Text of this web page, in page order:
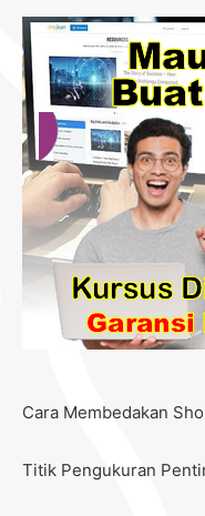
Cara Membedakan
Titik Pengukuran